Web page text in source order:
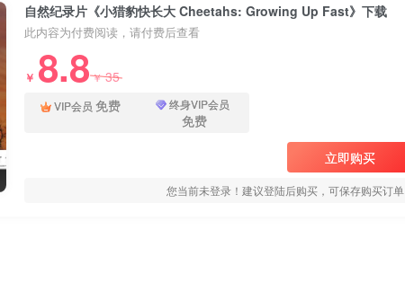
自然纪录片《小猎豹快长大 Cheetahs: Growing Up Fast》下载
此内容为付费阅读，请付费后查看
￥ 8.8￥35
VIP会员 免费 终身VIP会员
免费
立即购买
您当前未登录！建议登陆后购买，可保存购买订单